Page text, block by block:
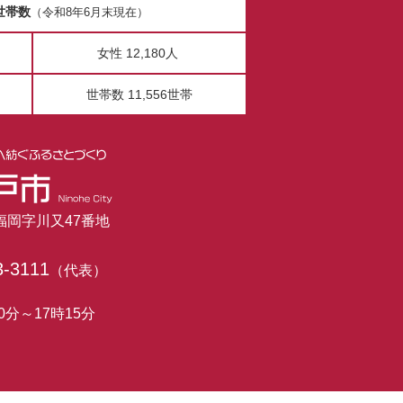
帯数（令和8年6月末現在）
女性 12,180人
世帯数 11,556世帯
字川又47番地
3111 （代表）
分～17時15分